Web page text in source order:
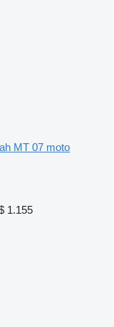
MT 07 moto
1.155